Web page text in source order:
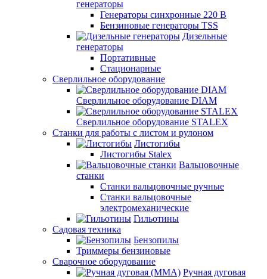
генераторы
Генераторы синхронные 220 В
Бензиновые генераторы TSS
Дизельные
генераторы
Портативные
Стационарные
Сверлильное оборудование
Сверлильное оборудование DIAM
Сверлильное оборудование STALEX
Станки для работы с листом и рулоном
Листогибы
Листогибы Stalex
Вальцовочные
станки
Станки вальцовочные ручные
Станки вальцовочные
электромеханические
Гильотины
Садовая техника
Бензопилы
Триммеры бензиновые
Сварочное оборудование
Ручная дуговая